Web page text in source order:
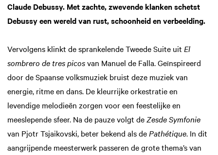
Claude Debussy. Met zachte, zwevende klanken schetst
Debussy een wereld van rust, schoonheid en verbeelding.
Vervolgens klinkt de sprankelende Tweede Suite uit El
sombrero de tres picosvan Manuel de Falla. Geïnspireerd
door de Spaanse volksmuziek bruist deze muziek van
energie, ritme en dans. De kleurrijke orkestratie en
levendige melodieën zorgen voor een feestelijke en
meeslepende sfeer. Na de pauze volgt deZesde Symfonie
van Pjotr Tsjaikovski, beter bekend als de Pathétique. In dit
aangrijpende meesterwerk passeren de grote thema’s van